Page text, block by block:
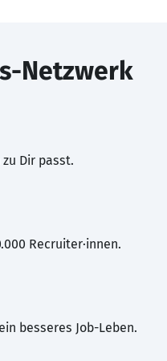
Netzwerk
Dir passt.
Recruiter·innen.
besseres Job-Leben.